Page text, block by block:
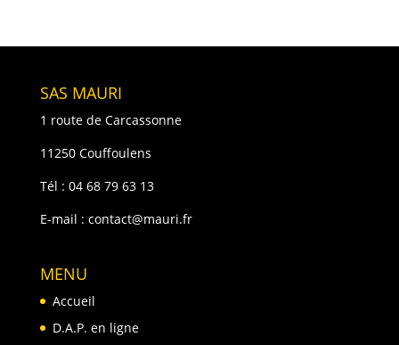
SAS MAURI
1 route de Carcassonne
11250 Couffoulens
Tél : 04 68 79 63 13
E-mail : contact@mauri.fr
MENU
Accueil
D.A.P. en ligne